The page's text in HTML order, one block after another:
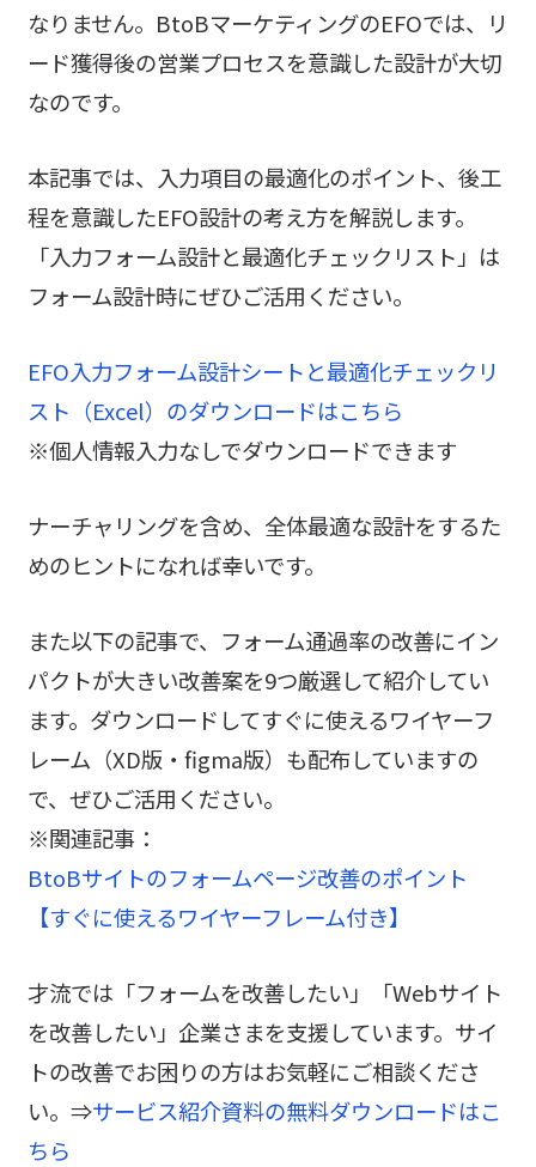
なりません。BtoBマーケティングのEFOでは、リ
ード獲得後の営業プロセスを意識した設計が大切
なのです。
本記事では、入力項目の最適化のポイント、後工
程を意識したEFO設計の考え方を解説します。
「入力フォーム設計と最適化チェックリスト」は
フォーム設計時にぜひご活用ください。
EFO入力フォーム設計シートと最適化チェックリ
スト（Excel）のダウンロードはこちら​​​​​​​
※個人情報入力なしでダウンロードできます
ナーチャリングを含め、全体最適な設計をするた
めのヒントになれば幸いです。
また以下の記事で、フォーム通過率の改善にイン
パクトが大きい改善案を9つ厳選して紹介してい
ます。ダウンロードしてすぐに使えるワイヤーフ
レーム（XD版・figma版）も配布していますの
で、ぜひご活用ください。
※関連記事：
BtoBサイトのフォームページ改善のポイント
【すぐに使えるワイヤーフレーム付き】
才流では「フォームを改善したい」「Webサイト
を改善したい」企業さまを支援しています。サイ
トの改善でお困りの方はお気軽にご相談くださ
い。⇒サービス紹介資料の無料ダウンロードはこ
ちら